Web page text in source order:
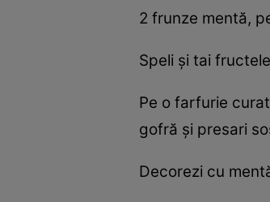
2 frunze mentă,
Speli şi tai
Pe o farfurie
gofră şi presari
Decorezi cu